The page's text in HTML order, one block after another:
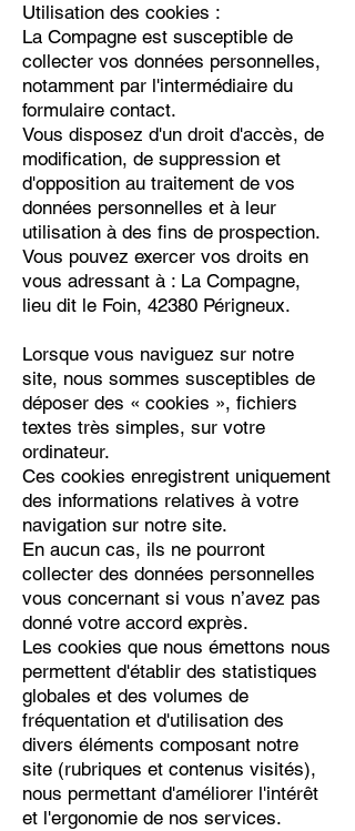
Utilisation des cookies :
La Compagne est susceptible de
collecter vos données personnelles,
notamment par l'intermédiaire du
formulaire contact.
Vous disposez d'un droit d'accès, de
modification, de suppression et
d'opposition au traitement de vos
données personnelles et à leur
utilisation à des fins de prospection.
Vous pouvez exercer vos droits en
vous adressant à : La Compagne,
lieu dit le Foin, 42380 Périgneux.
Lorsque vous naviguez sur notre
site, nous sommes susceptibles de
déposer des « cookies », fichiers
textes très simples, sur votre
ordinateur.
Ces cookies enregistrent uniquement
des informations relatives à votre
navigation sur notre site.
En aucun cas, ils ne pourront
collecter des données personnelles
vous concernant si vous n’avez pas
donné votre accord exprès.
Les cookies que nous émettons nous
permettent d'établir des statistiques
globales et des volumes de
fréquentation et d'utilisation des
divers éléments composant notre
site (rubriques et contenus visités),
nous permettant d'améliorer l'intérêt
et l'ergonomie de nos services.